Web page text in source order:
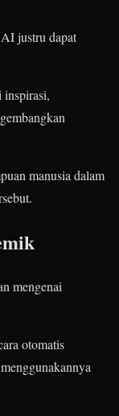
justru dapat
manusia dalam
mengenai
otomatis